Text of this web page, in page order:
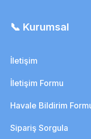
📞 Kurumsal
İletişim
İletişim Formu
Havale Bildirim
Sipariş Sorgula